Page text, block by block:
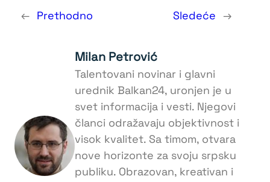
← Prethodno Sledeće →
Milan Petrović
Talentovani novinar i glavni
urednik Balkan24, uronjen je u
svet informacija i vesti. Njegovi
članci odražavaju objektivnost i
visok kvalitet. Sa timom, otvara
nove horizonte za svoju srpsku
publiku. Obrazovan, kreativan i